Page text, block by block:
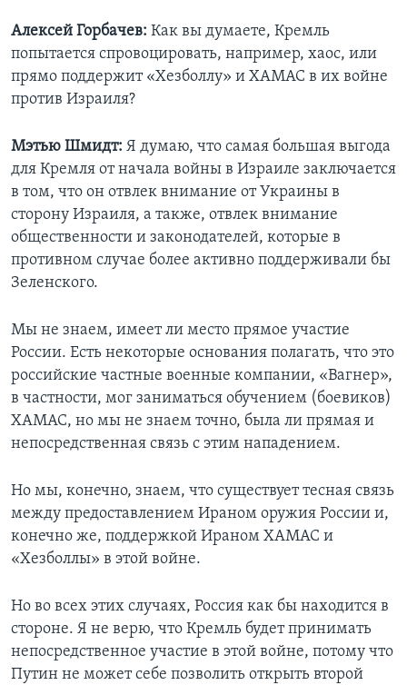
Алексей Горбачев: Как вы думаете, Кремль
попытается спровоцировать, например, хаос, или
прямо поддержит «Хезболлу» и ХАМАС в их войне
против Израиля?
Мэтью Шмидт: Я думаю, что самая большая выгода
для Кремля от начала войны в Израиле заключается
в том, что он отвлек внимание от Украины в
сторону Израиля, а также, отвлек внимание
общественности и законодателей, которые в
противном случае более активно поддерживали бы
Зеленского.
Мы не знаем, имеет ли место прямое участие
России. Есть некоторые основания полагать, что это
российские частные военные компании, «Вагнер»,
в частности, мог заниматься обучением (боевиков)
ХАМАС, но мы не знаем точно, была ли прямая и
непосредственная связь с этим нападением.
Но мы, конечно, знаем, что существует тесная связь
между предоставлением Ираном оружия России и,
конечно же, поддержкой Ираном ХАМАС и
«Хезболлы» в этой войне.
Но во всех этих случаях, Россия как бы находится в
стороне. Я не верю, что Кремль будет принимать
непосредственное участие в этой войне, потому что
Путин не может себе позволить открыть второй